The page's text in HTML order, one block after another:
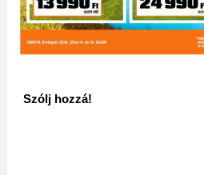
Szólj hozzá!